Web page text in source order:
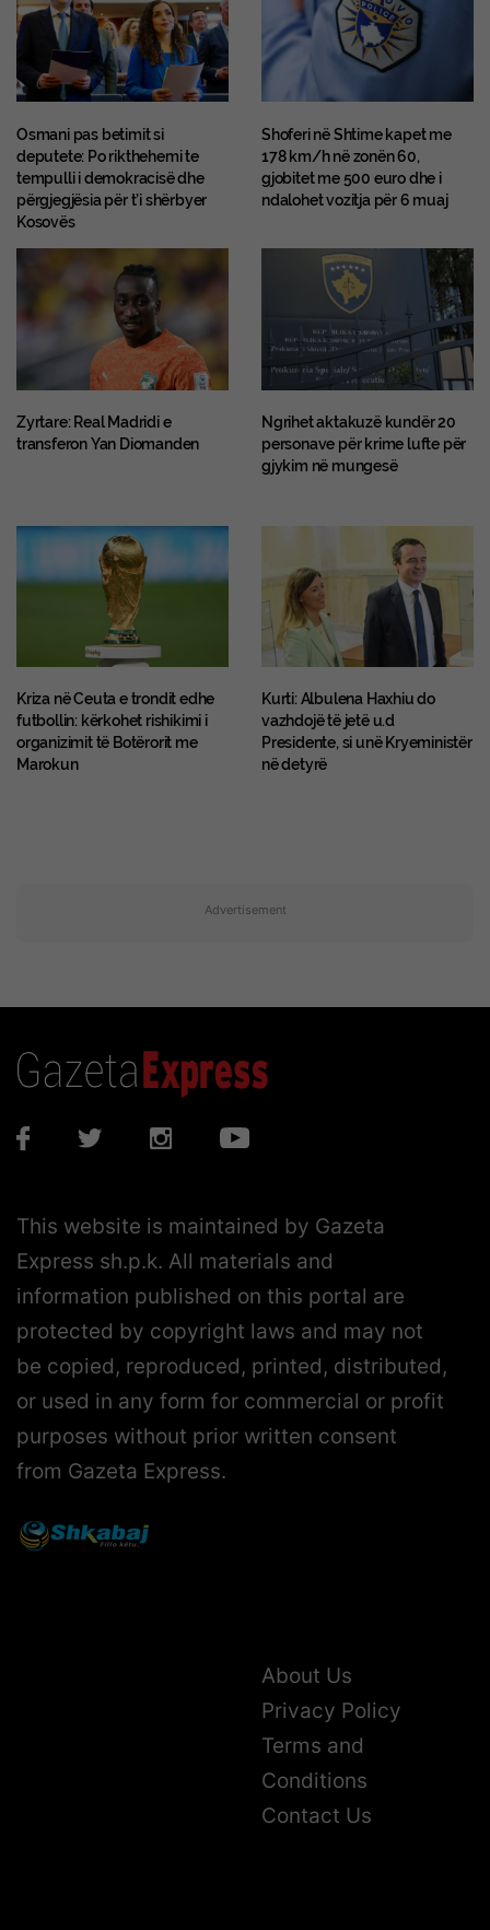
Osmani pas betimit si
deputete: Po rikthehemi te
tempulli i demokracisë dhe
përgjegjësia për t’i shërbyer
Kosovës
Shoferi në Shtime kapet me
178 km/h në zonën 60,
gjobitet me 500 euro dhe i
ndalohet vozitja për 6 muaj
Zyrtare: Real Madridi e
transferon Yan Diomanden
Ngrihet aktakuzë kundër 20
personave për krime lufte për
gjykim në mungesë
Kriza në Ceuta e trondit edhe
futbollin: kërkohet rishikimi i
organizimit të Botërorit me
Marokun
Kurti: Albulena Haxhiu do
vazhdojë të jetë u.d
Presidente, si unë Kryeministër
në detyrë
Advertisement
This website is maintained by Gazeta
Express sh.p.k. All materials and
information published on this portal are
protected by copyright laws and may not
be copied, reproduced, printed, distributed,
or used in any form for commercial or profit
purposes without prior written consent
from Gazeta Express.
About Us
Privacy Policy
Terms and
Conditions
Contact Us